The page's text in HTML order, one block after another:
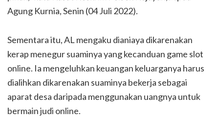
Agung Kurnia, Senin (04 Juli 2022).
Sementara itu, AL mengaku dianiaya dikarenakan
kerap menegur suaminya yang kecanduan game slot
online. Ia mengeluhkan keuangan keluarganya harus
dialihkan dikarenakan suaminya bekerja sebagai
aparat desa daripada menggunakan uangnya untuk
bermain judi online.